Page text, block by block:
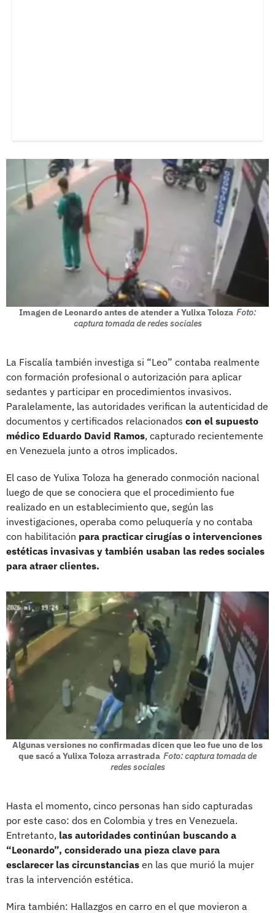
Imagen de Leonardo antes de atender a Yulixa Toloza Foto:
captura tomada de redes sociales
La Fiscalía también investiga si “Leo” contaba realmente
con formación profesional o autorización para aplicar
sedantes y participar en procedimientos invasivos.
Paralelamente, las autoridades verifican la autenticidad de
documentos y certificados relacionados con el supuesto
médico Eduardo David Ramos, capturado recientemente
en Venezuela junto a otros implicados.
El caso de Yulixa Toloza ha generado conmoción nacional
luego de que se conociera que el procedimiento fue
realizado en un establecimiento que, según las
investigaciones, operaba como peluquería y no contaba
con habilitación para practicar cirugías o intervenciones
estéticas invasivas y también usaban las redes sociales
para atraer clientes.
Algunas versiones no confirmadas dicen que leo fue uno de los
que sacó a Yulixa Toloza arrastrada Foto: captura tomada de
redes sociales
Hasta el momento, cinco personas han sido capturadas
por este caso: dos en Colombia y tres en Venezuela.
Entretanto, las autoridades continúan buscando a
“Leonardo”, considerado una pieza clave para
esclarecer las circunstancias en las que murió la mujer
tras la intervención estética.
Mira también: Hallazgos en carro en el que movieron a